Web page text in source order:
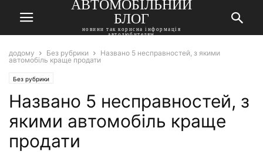
АВТОМОБІЛЬНИЙ
БЛОГ
новини так корисна інформація
автолюбителям
додому Без рубрики
Названо 5 несправностей, з якими
автомобіль краще продати
Без рубрики
Названо 5 несправностей, з
якими автомобіль краще
продати